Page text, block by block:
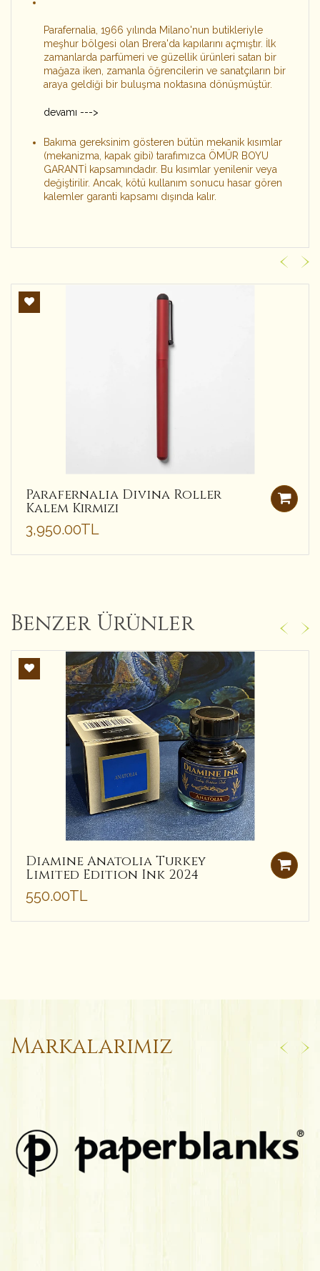
Parafernalia, 1966 yılında Milano'nun butikleriyle
meşhur bölgesi olan Brera'da kapılarını açmıştır. İlk
zamanlarda parfümeri ve güzellik ürünleri satan bir
mağaza iken, zamanla öğrencilerin ve sanatçıların bir
araya geldiği bir buluşma noktasına dönüşmüştür.
devamı --->
Bakıma gereksinim gösteren bütün mekanik kısımlar
(mekanizma, kapak gibi) tarafımızca ÖMÜR BOYU
GARANTİ kapsamındadır. Bu kısımlar yenilenir veya
değiştirilir. Ancak, kötü kullanım sonucu hasar gören
kalemler garanti kapsamı dışında kalır.
Parafernalia Divina Roller
Kalem Kırmızı
3,950.00TL
Benzer Ürünler
Diamine Anatolia Turkey
Limited Edition Ink 2024
550.00TL
Markalarımız